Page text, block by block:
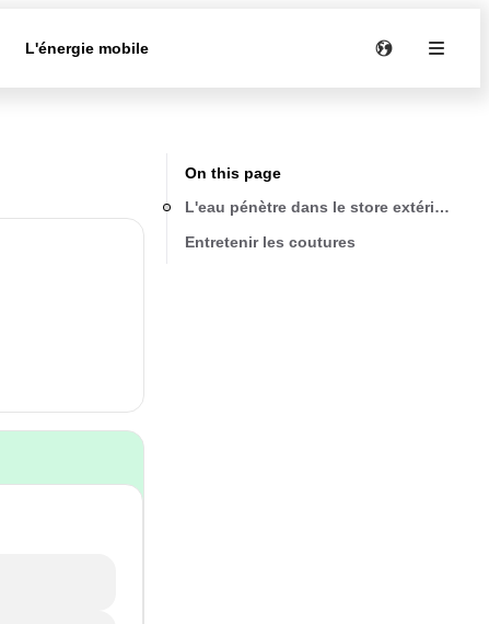
L'énergie mobile
On this page
L'eau pénètre dans le store extérieur à
Entretenir les coutures